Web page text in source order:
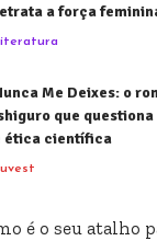
a força
Me Deixes: o
que
ética científica
é o seu atalho